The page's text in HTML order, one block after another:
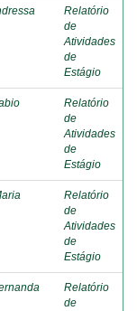
Relatório
de
Atividades
de
Estágio
Relatório
de
Atividades
de
Estágio
Relatório
de
Atividades
de
Estágio
Relatório
de